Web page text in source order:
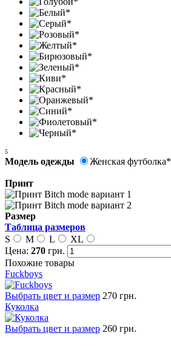
5
Модель одежды Женская футболка*
Принт
Размер
Таблица размеров
S
M L
XL
Цена: 270 грн.
Похожие товары
Fuckboys
Выбрать цвет и размер 270 грн.
Куколка
Выбрать цвет и размер 260 грн.